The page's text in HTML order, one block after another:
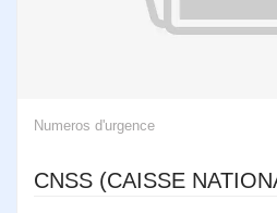
Numeros d'urgence
CNSS (CAISSE